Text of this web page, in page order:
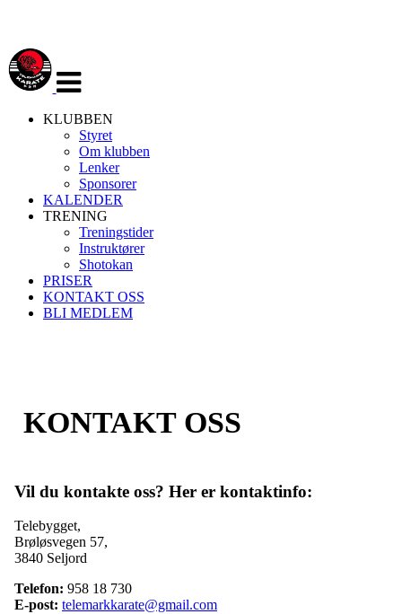
navigasjon
KLUBBEN
Styret
Om klubben
Lenker
Sponsorer
KALENDER
TRENING
Treningstider
Instruktører
Shotokan
PRISER
KONTAKT OSS
BLI MEDLEM
KONTAKT OSS
Vil du kontakte oss? Her er kontaktinfo:
Telebygget,
Brøløsvegen 57,
3840 Seljord
Telefon: 958 18 730
E-post: telemarkkarate@gmail.com